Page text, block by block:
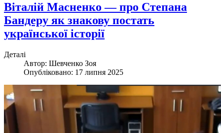
Віталій Масненко — про Степана
Бандеру як знакову постать
української історії
Деталі
Автор: Шевченко Зоя
Опубліковано: 17 липня 2025